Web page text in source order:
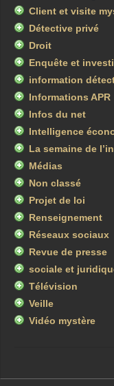
Client et visite
Détective privé
Droit
Enquête et
information
Informations APR
Infos du net
Intelligence
La semaine de
Médias
Non classé
Projet de loi
Renseignement
Réseaux sociaux
Revue de presse
sociale et
Télévision
Veille
Vidéo mystère